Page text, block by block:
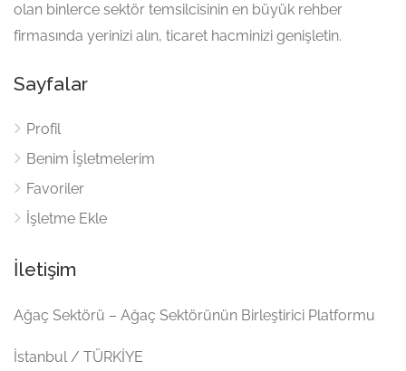
olan binlerce sektör temsilcisinin en büyük rehber
firmasında yerinizi alın, ticaret hacminizi genişletin.
Sayfalar
Profil
Benim İşletmelerim
Favoriler
İşletme Ekle
İletişim
Ağaç Sektörü – Ağaç Sektörünün Birleştirici Platformu
İstanbul / TÜRKİYE